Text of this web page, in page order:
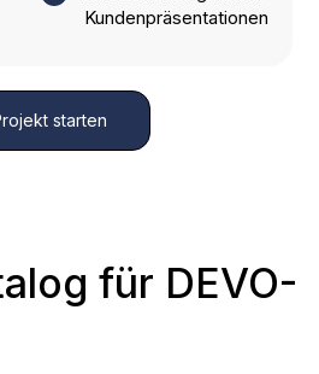
Kundenpräsentationen
starten
für DEVO-